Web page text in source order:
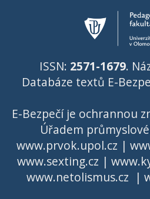
ISSN: 2571-1679.
Databáze textů E-
E-Bezpečí je ochrannou
Úřadem
www.prvok.upol.cz |
www.sexting.cz |
www.netolismus.cz |